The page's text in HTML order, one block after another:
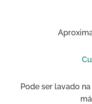
Pode ser lavado